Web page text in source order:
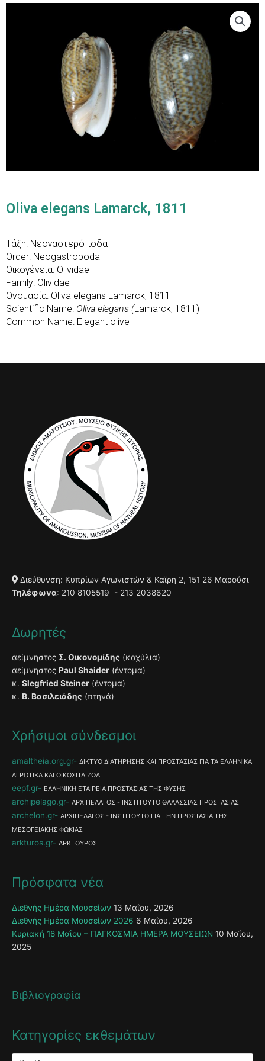
Oliva elegans Lamarck, 1811
Τάξη: Νεογαστερόποδα
Order: Neogastropoda
Οικογένεια: Olividae
Family: Olividae
Ονομασία: Oliva elegans Lamarck, 1811
Scientific Name: Oliva elegans (Lamarck, 1811)
Common Name: Elegant olive
Διεύθυνση: Κυπρίων Αγωνιστών & Καϊρη 2, 151 26 Μαρούσι
Τηλέφωνα: 210 8105519 - 213 2038620
Δωρητές
αείμνηστος Σ. Οικονομίδης (κοχύλια)
αείμνηστος Paul Shaider (έντομα)
κ. Slegfried Steiner (έντομα)
κ. Β. Βασιλειάδης (πτηνά)
Χρήσιμοι σύνδεσμοι
amaltheia.org.gr
ΔΙΚΤΥΟ ΔΙΑΤΗΡΗΣΗΣ ΚΑΙ ΠΡΟΣΤΑΣΙΑΣ ΓΙΑ ΤΑ ΕΛΛΗΝΙΚΑ
ΑΓΡΟΤΙΚΑ ΚΑΙ ΟΙΚΟΣΙΤΑ ΖΩΑ
eepf.gr ΕΛΛΗΝΙΚΗ ΕΤΑΙΡΕΙΑ ΠΡΟΣΤΑΣΙΑΣ ΤΗΣ ΦΥΣΗΣ
archipelago.gr ΑΡΧΙΠΕΛΑΓΟΣ - ΙΝΣΤΙΤΟΥΤΟ ΘΑΛΑΣΣΙΑΣ ΠΡΟΣΤΑΣΙΑΣ
archelon.gr
ΑΡΧΙΠΕΛΑΓΟΣ - ΙΝΣΤΙΤΟΥΤΟ ΓΙΑ ΤΗΝ ΠΡΟΣΤΑΣΙΑ ΤΗΣ
ΜΕΣΟΓΕΙΑΚΗΣ ΦΩΚΙΑΣ
arkturos.gr ΑΡΚΤΟΥΡΟΣ
Πρόσφατα νέα
Διεθνής Ημέρα Μουσείων 13 Μαΐου, 2026
Διεθνής Ημέρα Μουσείων 2026 6 Μαΐου, 2026
Κυριακή 18 Μαΐου – ΠΑΓΚΟΣΜΙΑ ΗΜΕΡΑ ΜΟΥΣΕΙΩΝ 10 Μαΐου,
2025
Βιβλιογραφία
Κατηγορίες εκθεμάτων